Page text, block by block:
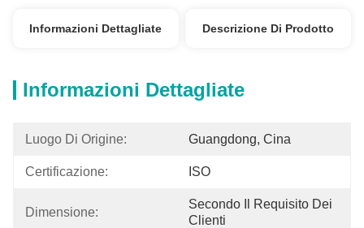
Informazioni Dettagliate Descrizione Di Prodotto
Informazioni Dettagliate
Luogo Di Origine: Guangdong, Cina
Certificazione: ISO
Dimensione:
Secondo Il Requisito Dei
Clienti